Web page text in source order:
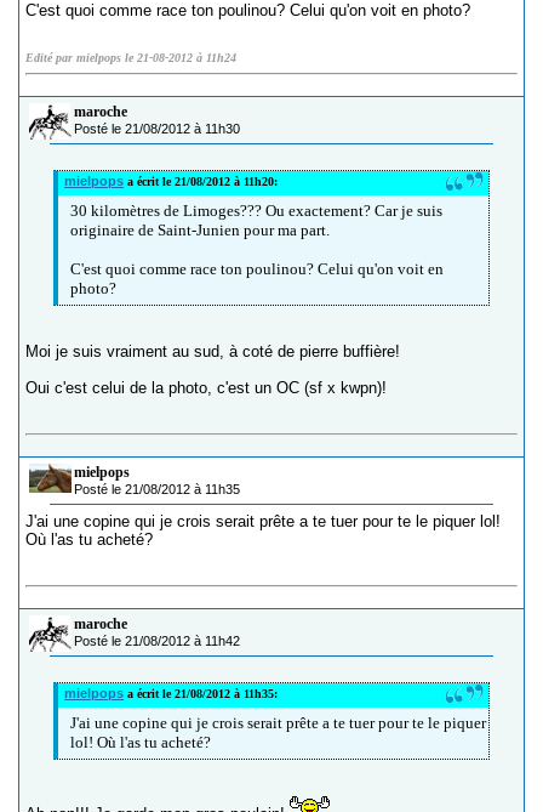
C'est quoi comme race ton poulinou? Celui qu'on voit en photo?
Edité par mielpops le 21-08-2012 à 11h24
maroche
Posté le 21/08/2012 à 11h30
mielpops a écrit le 21/08/2012 à 11h20:
30 kilomètres de Limoges??? Ou exactement? Car je suis
originaire de Saint-Junien pour ma part.
C'est quoi comme race ton poulinou? Celui qu'on voit en
photo?
Moi je suis vraiment au sud, à coté de pierre buffière!
Oui c'est celui de la photo, c'est un OC (sf x kwpn)!
mielpops
Posté le 21/08/2012 à 11h35
J'ai une copine qui je crois serait prête a te tuer pour te le piquer lol!
Où l'as tu acheté?
maroche
Posté le 21/08/2012 à 11h42
mielpops a écrit le 21/08/2012 à 11h35:
J'ai une copine qui je crois serait prête a te tuer pour te le piquer
lol! Où l'as tu acheté?